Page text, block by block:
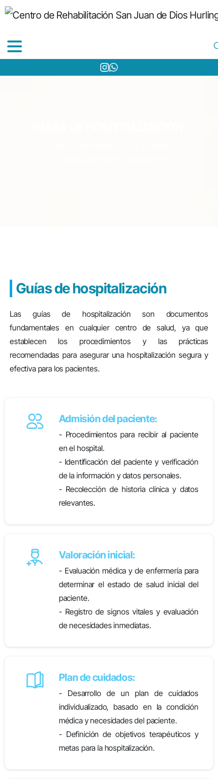
Guías de hospitalización
Las guías de hospitalización son documentos
fundamentales en cualquier centro de salud, ya que
establecen los procedimientos y las prácticas
recomendadas para asegurar una hospitalización segura y
efectiva para los pacientes.
Admisión del paciente:
- Procedimientos para recibir al paciente
en el hospital.
- Identificación del paciente y verificación
de la información y datos personales.
- Recolección de historia clínica y datos
relevantes.
Valoración inicial:
- Evaluación médica y de enfermería para
determinar el estado de salud inicial del
paciente.
- Registro de signos vitales y evaluación
de necesidades inmediatas.
Plan de cuidados:
- Desarrollo de un plan de cuidados
individualizado, basado en la condición
médica y necesidades del paciente.
- Definición de objetivos terapéuticos y
metas para la hospitalización.